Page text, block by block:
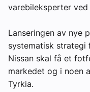
varebileksperter
Lanseringen av nye
systematisk strategi
Nissan skal få et
markedet og i noen
Tyrkia.